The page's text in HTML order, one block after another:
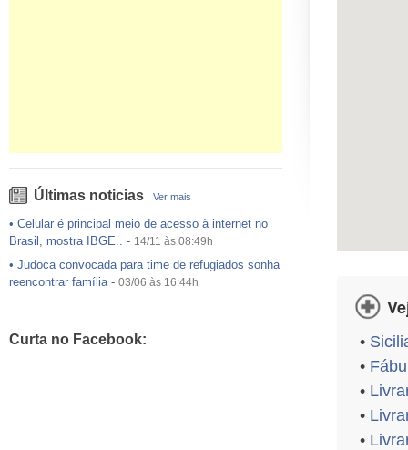
Últimas noticias Ver mais
• Celular é principal meio de acesso à internet no
Brasil, mostra IBGE.. - 14/11 às 08:49h
• Judoca convocada para time de refugiados sonha
reencontrar família- 03/06 às 16:44h
•Exército egípcio diz que encontrou destroços de
Curta no Facebook: •
•
•
•
•